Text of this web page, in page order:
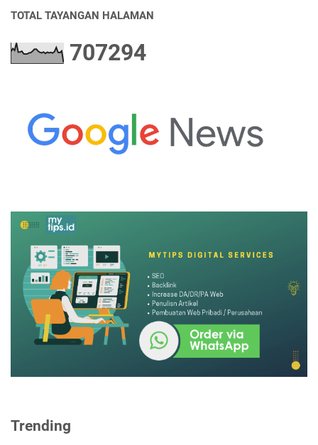
TOTAL TAYANGAN HALAMAN
707294
Trending